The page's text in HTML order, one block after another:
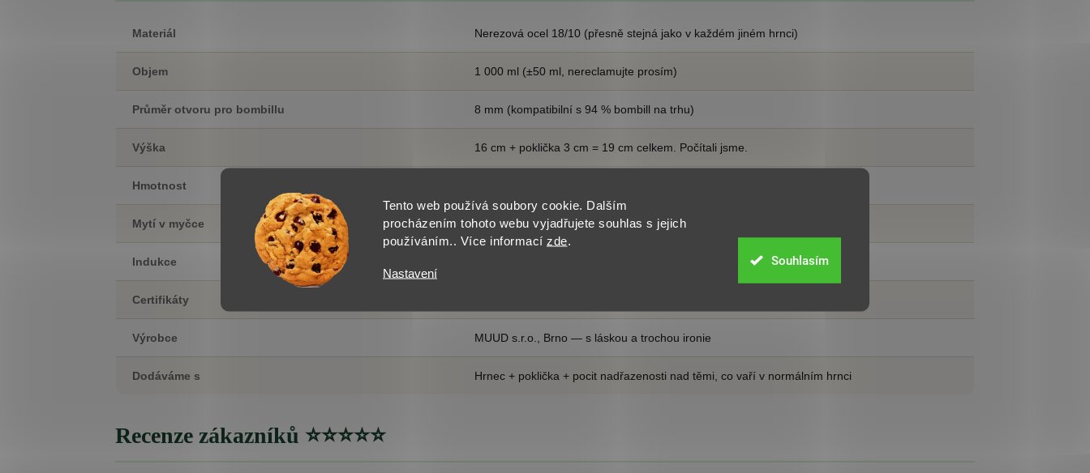
Tento web používá soubory cookie. Dalším
procházením tohoto webu vyjadřujete souhlas s jejich
používáním.. Více informací zde.
Nastavení
Souhlasím
Materiál Nerezová ocel 18/10 (přesně stejná jako v každém jiném hrnci)
Objem 1 000 ml (±50 ml, nereclamujte prosím)
Průměr otvoru pro bombillu 8 mm (kompatibilní s 94 % bombill na trhu)
Výška 16 cm + poklička 3 cm = 19 cm celkem. Počítali jsme.
Hmotnost
Mytí v myčce Ano, ale bombilla ne. Tu myjte ručně jako vaši prababička.
Indukce Kompatibilní. Stejně jako každý nerezový hrnec od roku 2003.
Certifikáty
Výrobce MUUD s.r.o., Brno — s láskou a trochou ironie
Dodáváme s Hrnec + poklička + pocit nadřazenosti nad těmi, co vaří v normálním hrnci
Recenze zákazníků ⭐⭐⭐⭐⭐